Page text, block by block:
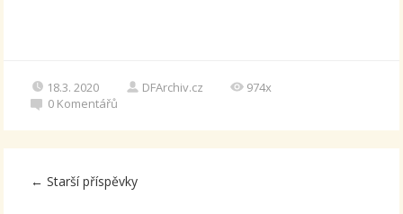
18.3. 2020 DFArchiv.cz
974x
0 Komentářů
← Starší příspěvky